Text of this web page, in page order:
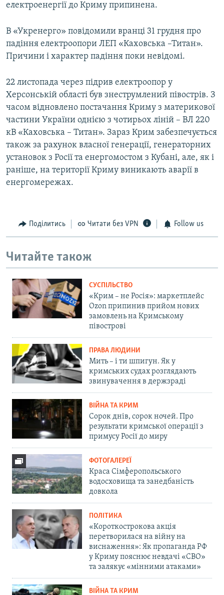
електроенергії до Криму припинена.
В «Укренерго» повідомили вранці 31 грудня про
падіння електроопори ЛЕП «Каховська –Титан».
Причини і характер падіння поки невідомі.
22 листопада через підрив електроопор у
Херсонській області був знеструмлений півострів. З
часом відновлено постачання Криму з материкової
частини України однією з чотирьох ліній – ВЛ 220
кВ «Каховська – Титан». Зараз Крим забезпечується
також за рахунок власної генерації, генераторних
установок з Росії та енергомостом з Кубані, але, як і
раніше, на території Криму виникають аварії в
енергомережах.
Поділитись Читати без VPN Follow us
Читайте також
СУСПІЛЬСТВО
«Крим – не Росія»: маркетплейс
Ozon припинив прийом нових
замовлень на Кримському
півострові
ПРАВА ЛЮДИНИ
Мить – і ти шпигун. Як у
кримських судах розглядають
звинувачення в держзраді
ВІЙНА ТА КРИМ
Сорок днів, сорок ночей. Про
результати кримської операції з
примусу Росії до миру
ФОТОГАЛЕРЕЇ
Краса Сімферопольського
водосховища та занедбаність
довкола
ПОЛІТИКА
«Короткострокова акція
перетворилася на війну на
виснаження»: Як пропаганда РФ
у Криму пояснює невдачі «СВО»
та залякує «мінними атаками»
ВІЙНА ТА КРИМ